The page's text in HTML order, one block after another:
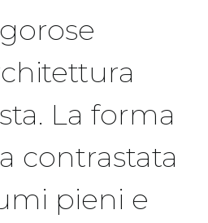
La forma
contrastata
pieni e